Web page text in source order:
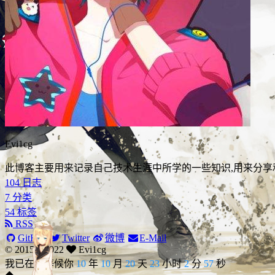
Evi1cg
此博客主要用来记录自己技术生涯中所学的一些知识,用来分
104 日志
7 分类
54 标签
RSS
GitHub
Twitter 微博
E-Mail
© 2015 –2022
Evi1cg
我已在此等候你10年10月20天23小时2分58秒